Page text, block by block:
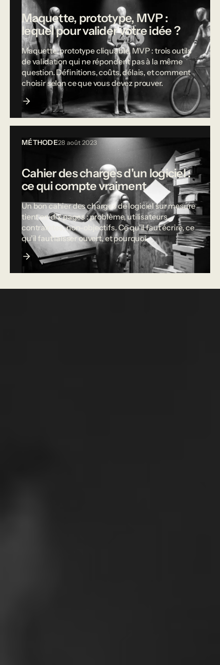
Maquette, prototype, MVP :
lequel pour valider votre idée ?
Maquette, prototype cliquable, MVP : trois outils
de validation qui ne répondent pas à la même
question. Définitions, coûts, délais, et comment
choisir selon ce que vous devez prouver.
MÉTHODE28 août 2023
Cahier des charges d'un logiciel :
ce qui compte vraiment
Un bon cahier des charges de logiciel sur mesure
tient en dix pages : problème, utilisateurs,
contraintes, non-objectifs. Ce qu'il faut écrire, ce
qu'il faut laisser ouvert, et pourquoi.